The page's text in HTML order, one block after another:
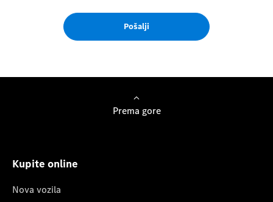
Pošalji
Prema gore
Kupite online
Nova vozila